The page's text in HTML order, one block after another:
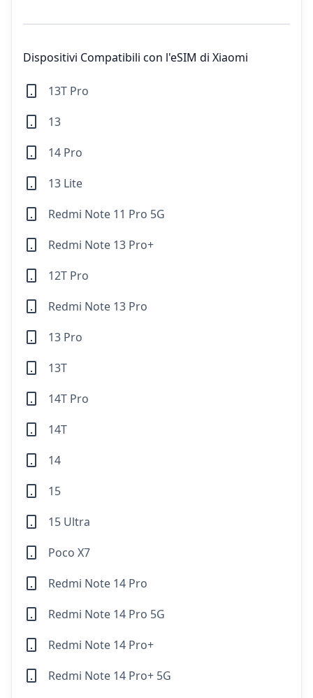
Dispositivi Compatibili con l'eSIM di Xiaomi
13T Pro
13
14 Pro
13 Lite
Redmi Note 11 Pro 5G
Redmi Note 13 Pro+
12T Pro
Redmi Note 13 Pro
13 Pro
13T
14T Pro
14T
14
15
15 Ultra
Poco X7
Redmi Note 14 Pro
Redmi Note 14 Pro 5G
Redmi Note 14 Pro+
Redmi Note 14 Pro+ 5G